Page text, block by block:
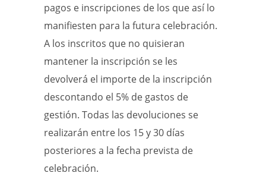
pagos e inscripciones de los que así lo
manifiesten para la futura celebración.
A los inscritos que no quisieran
mantener la inscripción se les
devolverá el importe de la inscripción
descontando el 5% de gastos de
gestión. Todas las devoluciones se
realizarán entre los 15 y 30 días
posteriores a la fecha prevista de
celebración.